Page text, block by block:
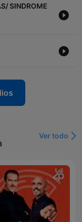
SINDROME
Ver todo